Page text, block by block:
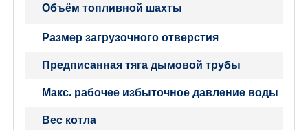
Объём топливной шахты
Размер загрузочного отверстия
Предписанная тяга дымовой трубы
Макс. рабочее избыточное давление воды
Вес котла